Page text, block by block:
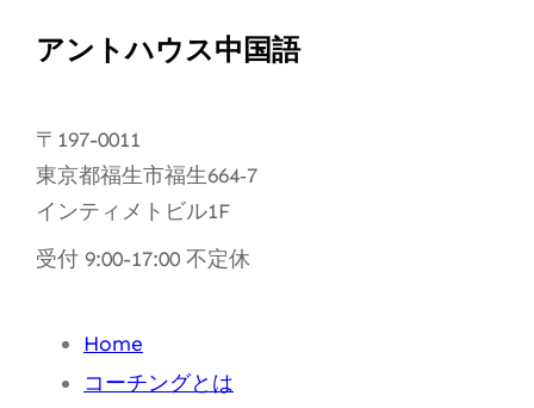
アントハウス中国語
〒197-0011
東京都福生市福生664‐7
インティメトビル1F
受付 9:00-17:00 不定休
Home
コーチングとは